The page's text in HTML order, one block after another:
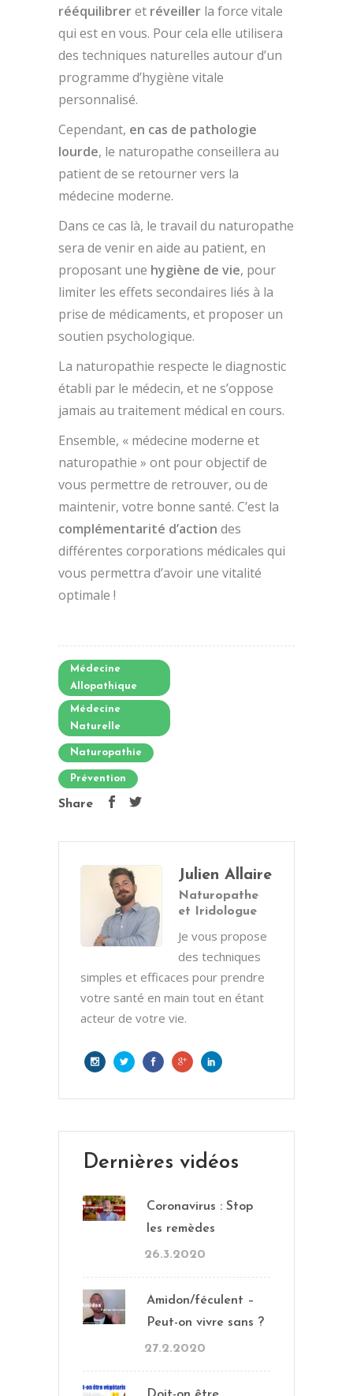
rééquilibreret réveiller la force vitale
qui est en vous. Pour cela elle utilisera
des techniques naturelles autour d’un
programme d’hygiène vitale
personnalisé.
Cependant, en cas de pathologie
lourde, le naturopathe conseillera au
patient de se retourner vers la
médecine moderne.
Dans ce cas là, le travail du naturopathe
sera de venir en aide au patient, en
proposant une hygiène de vie, pour
limiter les effets secondaires liés à la
prise de médicaments, et proposer un
soutien psychologique.
La naturopathie respecte le diagnostic
établi par le médecin, et ne s’oppose
jamais au traitement médical en cours.
Ensemble, « médecine moderne et
naturopathie » ont pour objectif de
vous permettre de retrouver, ou de
maintenir, votre bonne santé. C’est la
complémentarité d’action des
différentes corporations médicales qui
vous permettra d’avoir une vitalité
optimale !
Médecine
Allopathique
Médecine
Naturelle
Naturopathie
Prévention
Share
Julien Allaire
Naturopathe
et Iridologue
Je vous propose
des techniques
simples et efficaces pour prendre
votre santé en main tout en étant
acteur de votre vie.
Dernières vidéos
Coronavirus : Stop
les remèdes
26.3.2020
Amidon/féculent –
Peut-on vivre sans ?
27.2.2020